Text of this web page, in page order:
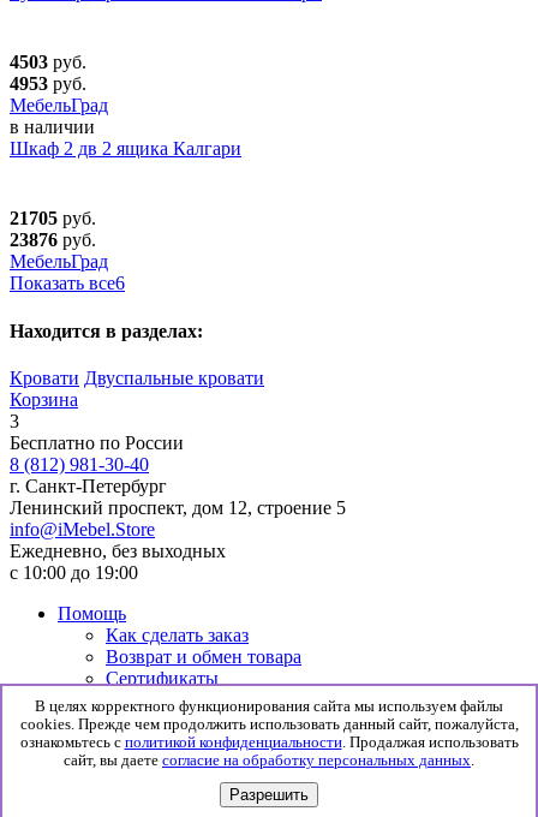
4503 руб.
4953 руб.
МебельГрад
в наличии
Шкаф 2 дв 2 ящика Калгари
21705 руб.
23876 руб.
МебельГрад
Показать все6
Находится в разделах:
Кровати Двуспальные кровати
Корзина
3
Бесплатно по России
8 (812) 981-30-40
г. Санкт-Петербург
Ленинский проспект, дом 12, строение 5
info@iMebel.Store
Ежедневно, без выходных
с 10:00 до 19:00
Помощь
Как сделать заказ
Возврат и обмен товара
Сертификаты
Информация
Гарантия
Доставка и сборка
Политика конфиденциальности
Согласие на обработку данных
В целях корректного функционирования сайта мы используем файлы
cookies. Прежде чем продолжить использовать данный сайт, пожалуйста,
ознакомьтесь с политикой конфиденциальности. Продалжая использовать
сайт, вы даете согласие на обработку персональных данных.
Разрешить